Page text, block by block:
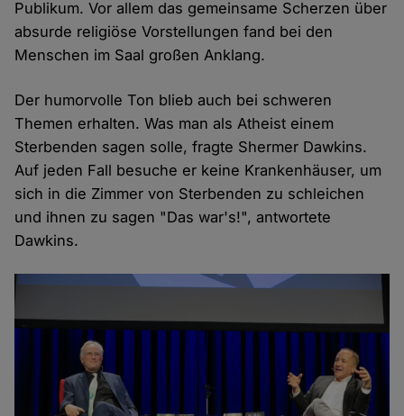
Publikum. Vor allem das gemeinsame Scherzen über
absurde religiöse Vorstellungen fand bei den
Menschen im Saal großen Anklang.
Der humorvolle Ton blieb auch bei schweren
Themen erhalten. Was man als Atheist einem
Sterbenden sagen solle, fragte Shermer Dawkins.
Auf jeden Fall besuche er keine Krankenhäuser, um
sich in die Zimmer von Sterbenden zu schleichen
und ihnen zu sagen "Das war's!", antwortete
Dawkins.